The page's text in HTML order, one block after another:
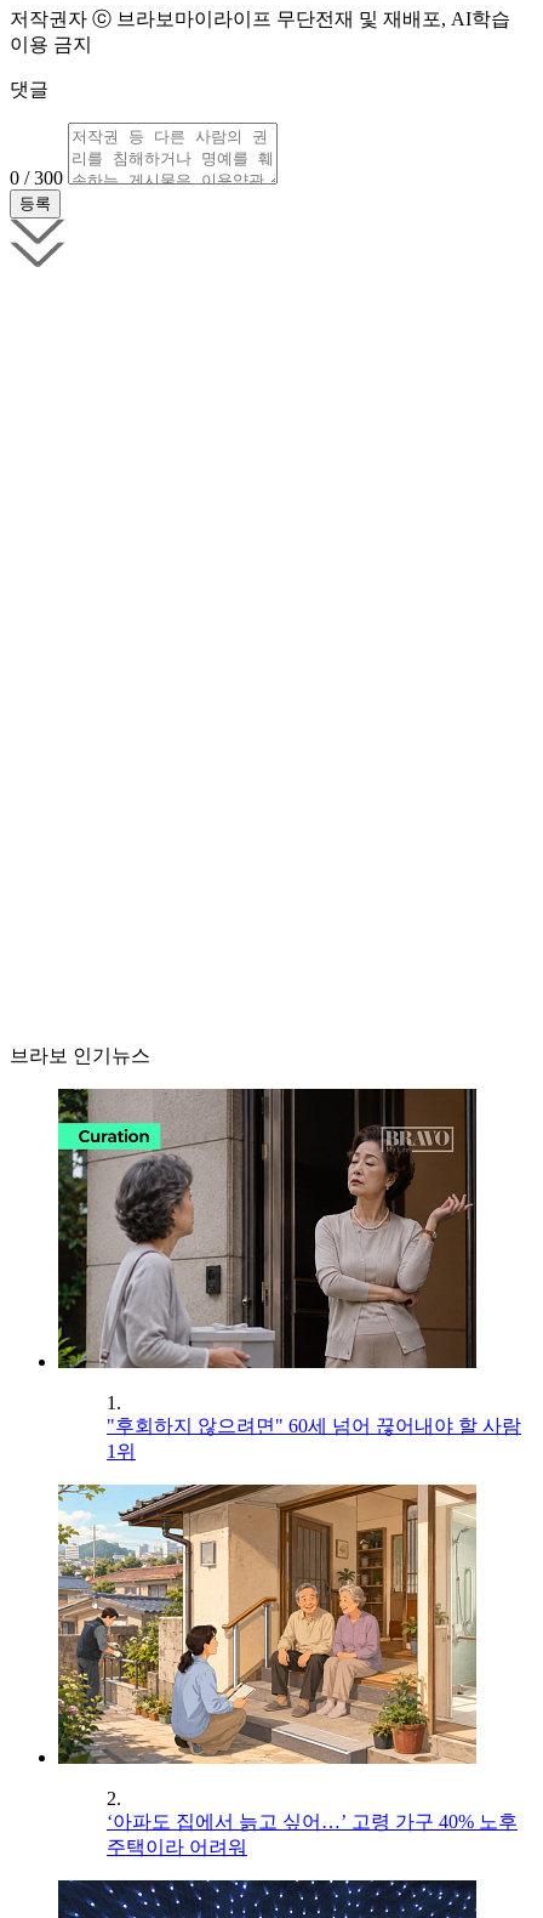
저작권자 ⓒ 브라보마이라이프 무단전재 및 재배포, AI학습
이용 금지
댓글
0 / 300
브라보 인기뉴스
1.
"후회하지 않으려면" 60세 넘어 끊어내야 할 사람
1위
2.
‘아파도 집에서 늙고 싶어…’ 고령 가구 40% 노후
주택이라 어려워